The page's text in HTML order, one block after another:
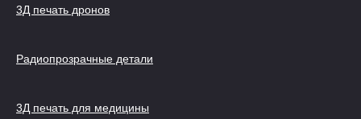
3Д печать дронов
Радиопрозрачные детали
3Д печать для медицины